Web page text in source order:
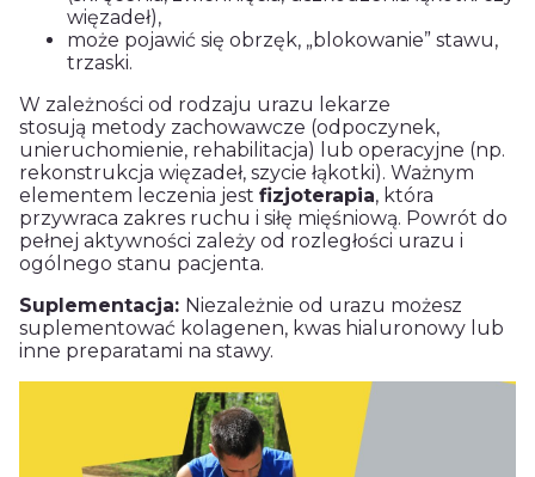
więzadeł),
może pojawić się obrzęk, „blokowanie” stawu,
trzaski.
W zależności od rodzaju urazu lekarze
stosują metody zachowawcze (odpoczynek,
unieruchomienie, rehabilitacja) lub operacyjne (np.
rekonstrukcja więzadeł, szycie łąkotki). Ważnym
elementem leczenia jest fizjoterapia, która
przywraca zakres ruchu i siłę mięśniową. Powrót do
pełnej aktywności zależy od rozległości urazu i
ogólnego stanu pacjenta.
Suplementacja: Niezależnie od urazu możesz
suplementować kolagenen, kwas hialuronowy lub
inne preparatami na stawy.